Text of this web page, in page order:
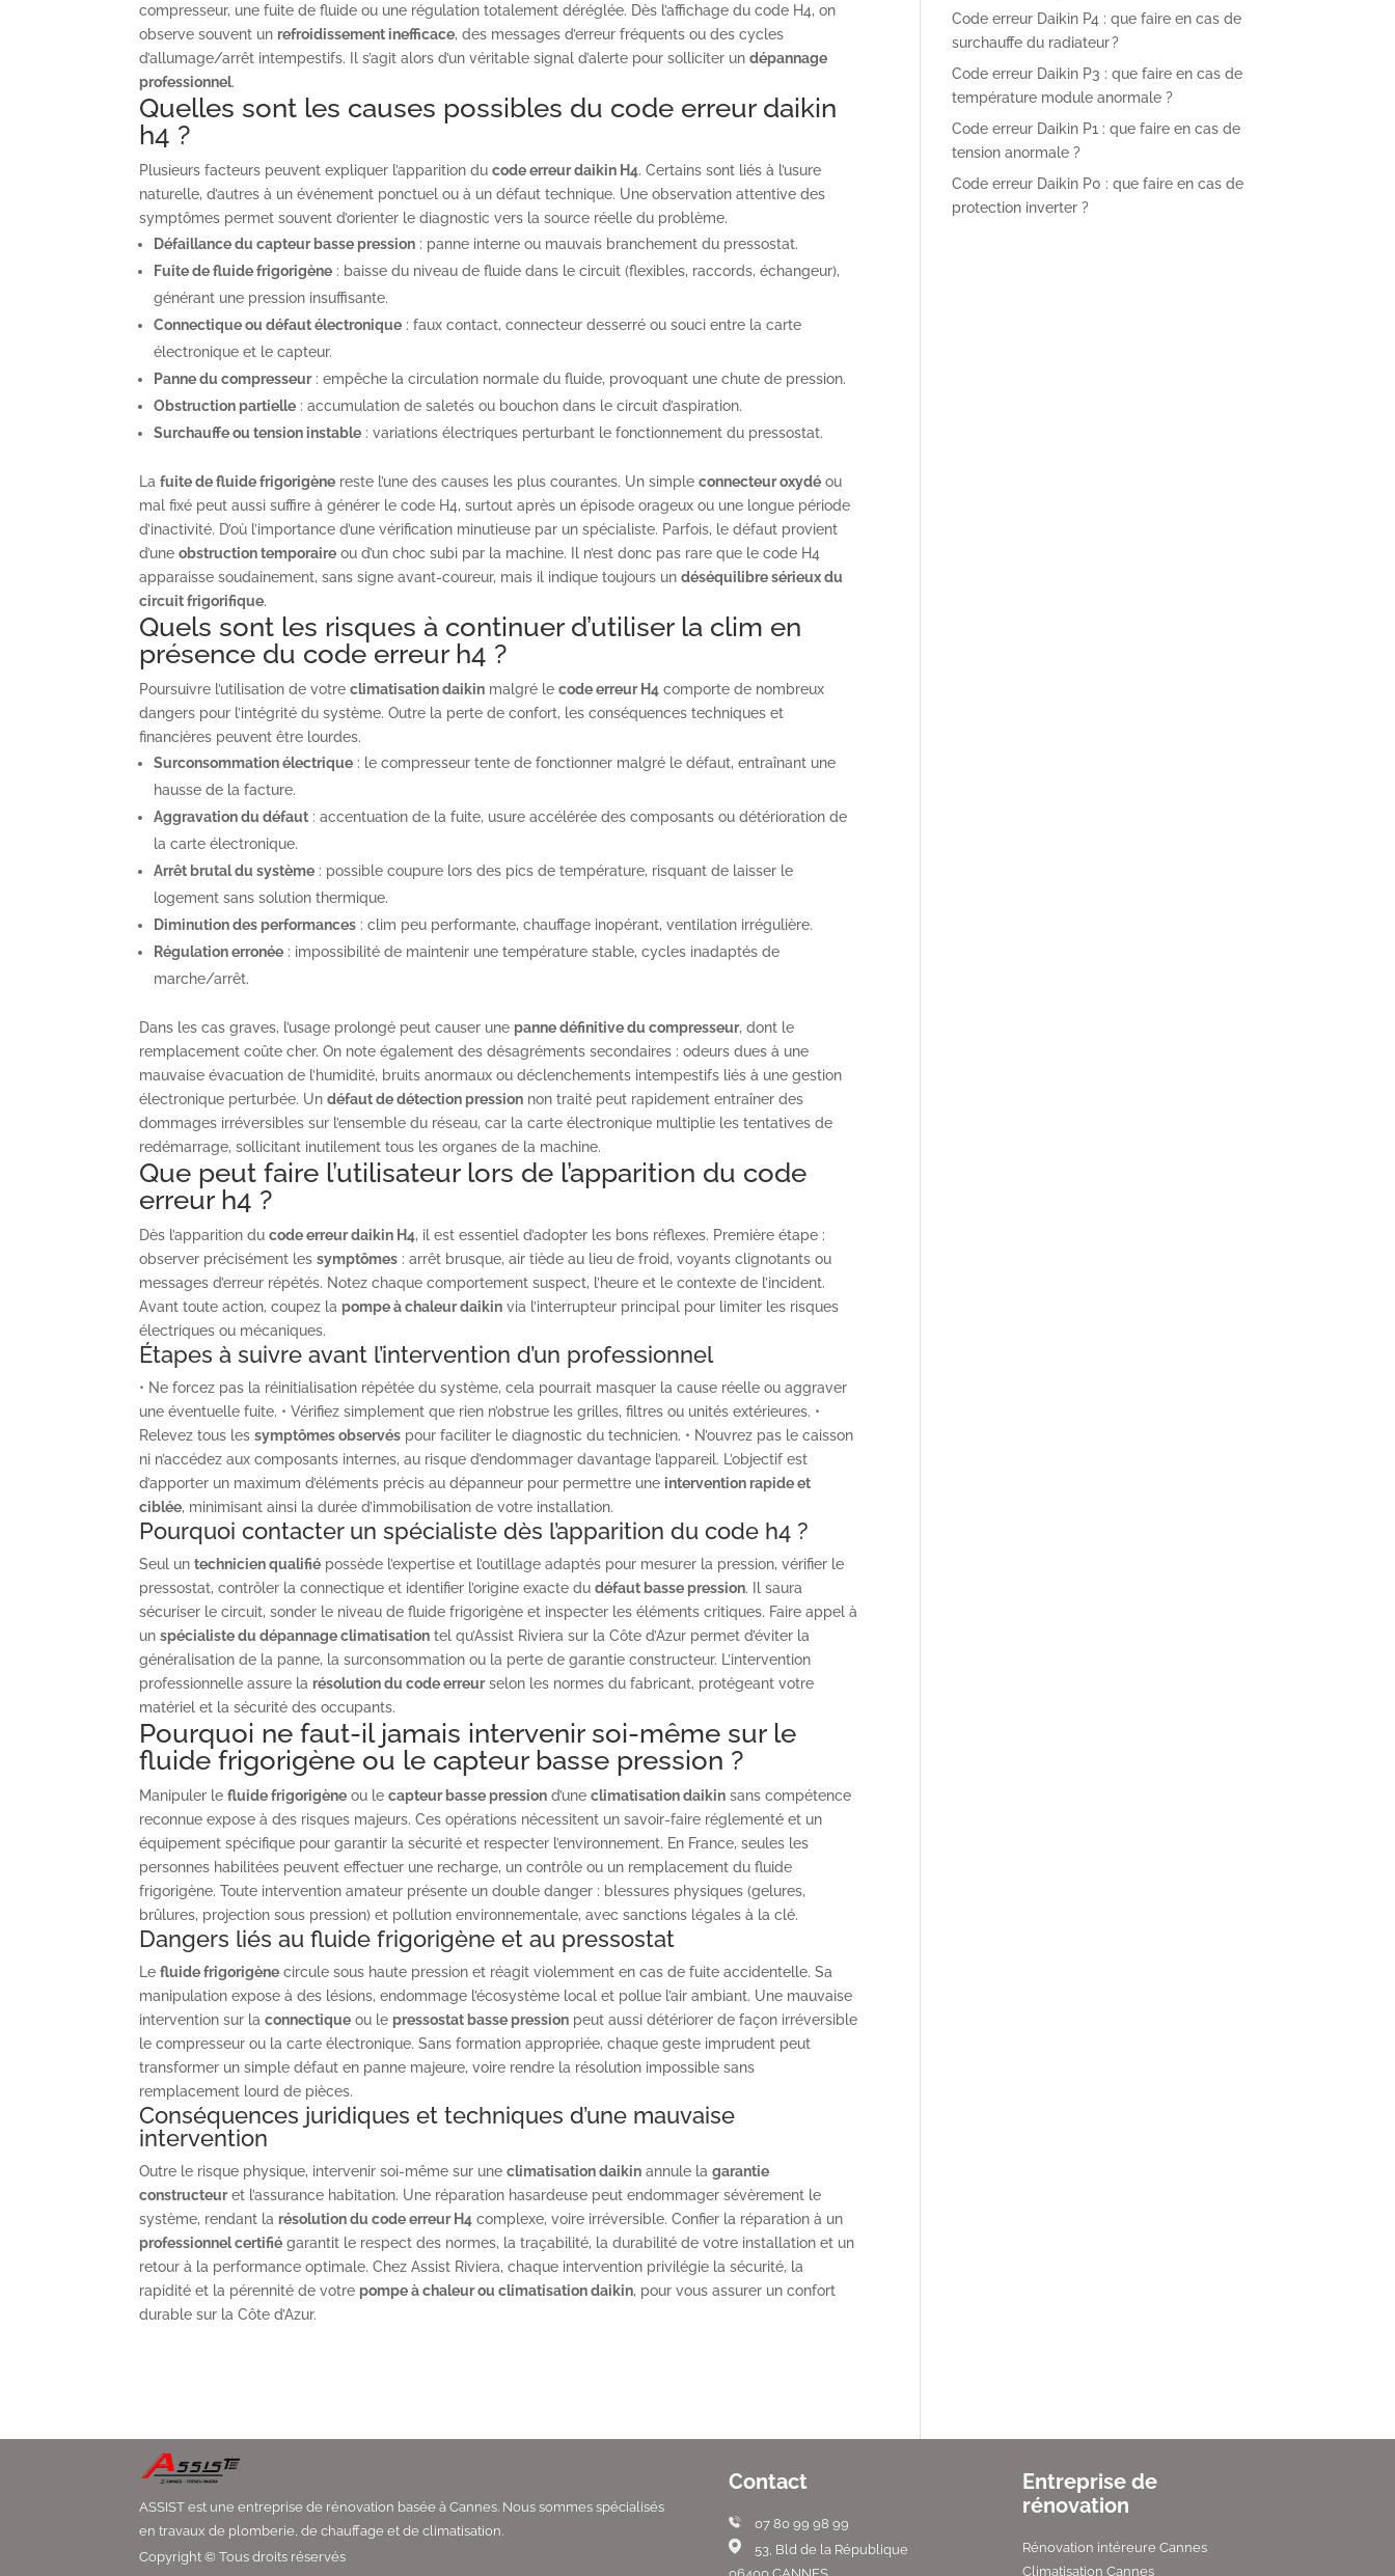
compresseur, une fuite de fluide ou une régulation totalement déréglée. Dès l’affichage du code H4, on
observe souvent un refroidissement inefficace, des messages d’erreur fréquents ou des cycles
d’allumage/arrêt intempestifs. Il s’agit alors d’un véritable signal d’alerte pour solliciter undépannage
professionnel.
Quelles sont les causes possibles du code erreur daikin
h4 ?
Plusieurs facteurs peuvent expliquer l’apparition ducode erreur daikin H4. Certains sont liés à l’usure
naturelle, d’autres à un événement ponctuel ou à un défaut technique. Une observation attentive des
symptômes permet souvent d’orienter le diagnostic vers la source réelle du problème.
Défaillance du capteur basse pression : panne interne ou mauvais branchement du pressostat.
Fuite de fluide frigorigène : baisse du niveau de fluide dans le circuit (flexibles, raccords, échangeur),
générant une pression insuffisante.
Connectique ou défaut électronique : faux contact, connecteur desserré ou souci entre la carte
électronique et le capteur.
Panne du compresseur: empêche la circulation normale du fluide, provoquant une chute de pression.
Obstruction partielle : accumulation de saletés ou bouchon dans le circuit d’aspiration.
Surchauffe ou tension instable : variations électriques perturbant le fonctionnement du pressostat.
Lafuite de fluide frigorigène reste l’une des causes les plus courantes. Un simpleconnecteur oxydé ou
mal fixé peut aussi suffire à générer le code H4, surtout après un épisode orageux ou une longue période
d’inactivité. D’où l’importance d’une vérification minutieuse par un spécialiste. Parfois, le défaut provient
d’uneobstruction temporaire ou d’un choc subi par la machine. Il n’est donc pas rare que le code H4
apparaisse soudainement, sans signe avant-coureur, mais il indique toujours undéséquilibre sérieux du
circuit frigorifique.
Quels sont les risques à continuer d’utiliser la clim en
présence du code erreur h4 ?
Poursuivre l’utilisation de votreclimatisation daikin malgré lecode erreur H4 comporte de nombreux
dangers pour l’intégrité du système. Outre la perte de confort, les conséquences techniques et
financières peuvent être lourdes.
Surconsommation électrique : le compresseur tente de fonctionner malgré le défaut, entraînant une
hausse de la facture.
Aggravation du défaut : accentuation de la fuite, usure accélérée des composants ou détérioration de
la carte électronique.
Arrêt brutal du système : possible coupure lors des pics de température, risquant de laisser le
logement sans solution thermique.
Diminution des performances : clim peu performante, chauffage inopérant, ventilation irrégulière.
Régulation erronée : impossibilité de maintenir une température stable, cycles inadaptés de
marche/arrêt.
Dans les cas graves, l’usage prolongé peut causer une panne définitive du compresseur, dont le
remplacement coûte cher. On note également des désagréments secondaires : odeurs dues à une
mauvaise évacuation de l’humidité, bruits anormaux ou déclenchements intempestifs liés à une gestion
électronique perturbée. Undéfaut de détection pression non traité peut rapidement entraîner des
dommages irréversibles sur l’ensemble du réseau, car la carte électronique multiplie les tentatives de
redémarrage, sollicitant inutilement tous les organes de la machine.
Que peut faire l’utilisateur lors de l’apparition du code
erreur h4 ?
Dès l’apparition ducode erreur daikin H4, il est essentiel d’adopter les bons réflexes. Première étape :
observer précisément lessymptômes : arrêt brusque, air tiède au lieu de froid, voyants clignotants ou
messages d’erreur répétés. Notez chaque comportement suspect, l’heure et le contexte de l’incident.
Avant toute action, coupez la pompe à chaleur daikin via l’interrupteur principal pour limiter les risques
électriques ou mécaniques.
Étapes à suivre avant l’intervention d’un professionnel
• Ne forcez pas la réinitialisation répétée du système, cela pourrait masquer la cause réelle ou aggraver
une éventuelle fuite. • Vérifiez simplement que rien n’obstrue les grilles, filtres ou unités extérieures. •
Relevez tous lessymptômes observés pour faciliter le diagnostic du technicien. • N’ouvrez pas le caisson
ni n’accédez aux composants internes, au risque d’endommager davantage l’appareil. L’objectif est
d’apporter un maximum d’éléments précis au dépanneur pour permettre une intervention rapide et
ciblée, minimisant ainsi la durée d’immobilisation de votre installation.
Pourquoi contacter un spécialiste dès l’apparition du code h4 ?
Seul untechnicien qualifié possède l’expertise et l’outillage adaptés pour mesurer la pression, vérifier le
pressostat, contrôler la connectique et identifier l’origine exacte dudéfaut basse pression. Il saura
sécuriser le circuit, sonder le niveau de fluide frigorigène et inspecter les éléments critiques. Faire appel à
unspécialiste du dépannage climatisation tel qu’Assist Riviera sur la Côte d’Azur permet d’éviter la
généralisation de la panne, la surconsommation ou la perte de garantie constructeur. L’intervention
professionnelle assure la résolution du code erreurselon les normes du fabricant, protégeant votre
matériel et la sécurité des occupants.
Pourquoi ne faut-il jamais intervenir soi-même sur le
fluide frigorigène ou le capteur basse pression ?
Manipuler lefluide frigorigène ou lecapteur basse pression d’uneclimatisation daikin sans compétence
reconnue expose à des risques majeurs. Ces opérations nécessitent un savoir-faire réglementé et un
équipement spécifique pour garantir la sécurité et respecter l’environnement. En France, seules les
personnes habilitées peuvent effectuer une recharge, un contrôle ou un remplacement du fluide
frigorigène. Toute intervention amateur présente un double danger : blessures physiques (gelures,
brûlures, projection sous pression) et pollution environnementale, avec sanctions légales à la clé.
Dangers liés au fluide frigorigène et au pressostat
Lefluide frigorigène circule sous haute pression et réagit violemment en cas de fuite accidentelle. Sa
manipulation expose à des lésions, endommage l’écosystème local et pollue l’air ambiant. Une mauvaise
intervention sur laconnectique ou le pressostat basse pression peut aussi détériorer de façon irréversible
le compresseur ou la carte électronique. Sans formation appropriée, chaque geste imprudent peut
transformer un simple défaut en panne majeure, voire rendre la résolution impossible sans
remplacement lourd de pièces.
Conséquences juridiques et techniques d’une mauvaise
intervention
Outre le risque physique, intervenir soi-même sur uneclimatisation daikin annule lagarantie
constructeuret l’assurance habitation. Une réparation hasardeuse peut endommager sévèrement le
système, rendant la résolution du code erreur H4 complexe, voire irréversible. Confier la réparation à un
professionnel certifié garantit le respect des normes, la traçabilité, la durabilité de votre installation et un
retour à la performance optimale. Chez Assist Riviera, chaque intervention privilégie la sécurité, la
rapidité et la pérennité de votre pompe à chaleur ou climatisation daikin, pour vous assurer un confort
durable sur la Côte d’Azur.
Code erreur Daikin P4 : que faire en cas de
surchauffe du radiateur ?
Code erreur Daikin P3 : que faire en cas de
température module anormale ?
Code erreur Daikin P1 : que faire en cas de
tension anormale ?
Code erreur Daikin P0 : que faire en cas de
protection inverter ?
ASSIST est une entreprise de rénovation basée à Cannes. Nous sommes spécialisés
en travaux de plomberie, de chauffage et de climatisation.
Copyright © Tous droits réservés
Contact
07 80 99 98 99
53, Bld de la République
Entreprise de
rénovation
Rénovation intéreure Cannes
Climatisation Cannes